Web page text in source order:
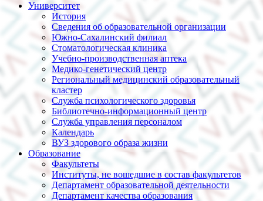
Университет
История
Сведения об образовательной организации
Южно-Сахалинский филиал
Стоматологическая клиника
Учебно-производственная аптека
Медико-генетический центр
Региональный медицинский образовательный
кластер
Служба психологического здоровья
Библиотечно-информационный центр
Служба управления персоналом
Календарь
ВУЗ здорового образа жизни
Образование
Факультеты
Институты, не вошедшие в состав факультетов
Департамент образовательной деятельности
Департамент качества образования